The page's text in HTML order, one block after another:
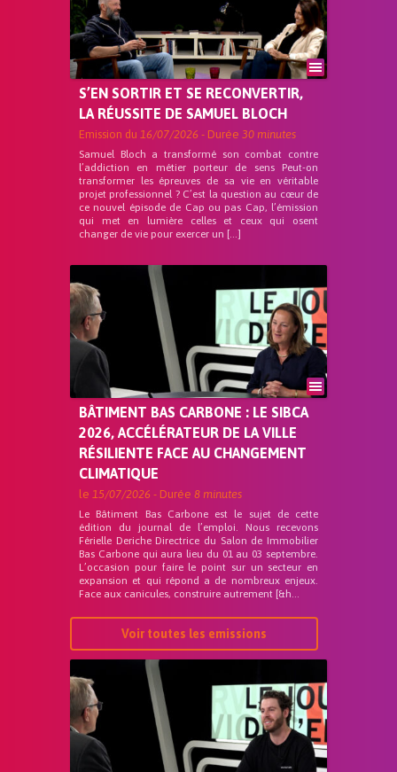
S’EN SORTIR ET SE RECONVERTIR,
LA RÉUSSITE DE SAMUEL BLOCH
Emission du 16/07/2026 - Durée 30 minutes
Samuel Bloch a transformé son combat contre
l’addiction en métier porteur de sens Peut-on
transformer les épreuves de sa vie en véritable
projet professionnel ? C’est la question au cœur de
ce nouvel épisode de Cap ou pas Cap, l’émission
qui met en lumière celles et ceux qui osent
changer de vie pour exercer un […]
BÂTIMENT BAS CARBONE : LE SIBCA
2026, ACCÉLÉRATEUR DE LA VILLE
RÉSILIENTE FACE AU CHANGEMENT
CLIMATIQUE
le 15/07/2026 - Durée 8 minutes
Le Bâtiment Bas Carbone est le sujet de cette
édition du journal de l’emploi. Nous recevons
Férielle Deriche Directrice du Salon de Immobilier
Bas Carbone qui aura lieu du 01 au 03 septembre.
L’occasion pour faire le point sur un secteur en
expansion et qui répond a de nombreux enjeux.
Face aux canicules, construire autrement [&h...
Voir toutes les emissions